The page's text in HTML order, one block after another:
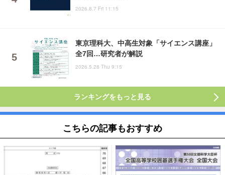
2026.8.7 Fri 11:15
東京理科大、中高生対象「サイエンス講座」
全7回…研究者が解説
2026.5.28 Thu 9:15
ランキングをもっと見る
こちらの記事もおすすめ